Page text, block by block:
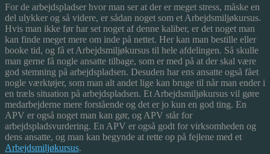
For de arbejdspladser hvor man ser at der er meget stress, måske en
del ulykker og så videre, er sådan noget som et Arbejdsmiljøkursus.
Hvis man ikke før har set noget af denne kaliber, er det noget man
kan finde meget mere om inde på nettet. Her kan man bestille eller
booke tid, og få et Arbejdsmiljøkursus til hele afdelingen. Så skulle
man gerne få nogle ansatte tilbage, som er med på at der skal være
god stemning på arbejdspladsen. Desuden har ens ansatte også fået
nogle værktøjer, som man alt andet lige kan bruge til når man ender i
en træls situation på arbejdspladsen. Et Arbejdsmiljøkursus vil gøre
medarbejderne mere forstående og det er jo kun en god ting. En
APV er også noget man kan gør, og APV står for
arbejdspladsvurdering. En APV er også godt for virksomheden og
dens ansatte, og man kan begynde at rette op på fejlene med et
Arbejdsmiljøkursus.